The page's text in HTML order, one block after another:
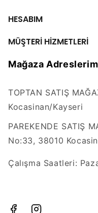
HESABIM
MÜŞTERİ HİZMETLERİ
Mağaza
TOPTAN SATIŞ
Kocasinan/Kayseri
PAREKENDE SATIŞ
No:33, 38010
Çalışma Saatleri: